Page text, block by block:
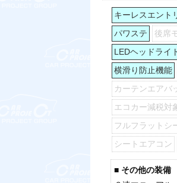
キーレスエント
パワステ
後席
LEDヘッドライ
横滑り防止機能
カーテンエアバ
エコカー減税対
フルフラットシ
シートエアコン
■ その他の装備